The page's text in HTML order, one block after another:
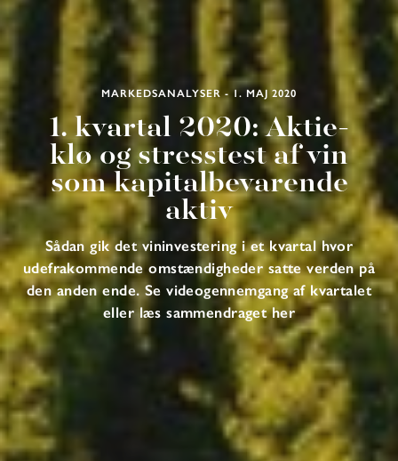
MARKEDSANALYSER - 1. MAJ 2020
1. kvartal 2020: Aktie-
klø og stresstest af vin
som kapitalbevarende
aktiv
Sådan gik det vininvestering i et kvartal hvor
udefrakommende omstændigheder satte verden på
den anden ende. Se videogennemgang af kvartalet
eller læs sammendraget her